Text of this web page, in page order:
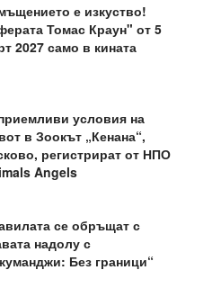
е изкуство!
Томас Краун" от 5
2027 само в кината
условия на
в Зоокът „Кенана“,
регистрират от НПО
Angels
се обръщат с
надолу с
Без граници“